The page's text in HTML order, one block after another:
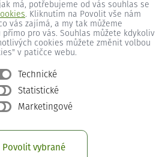
má, potřebujeme od vás souhlas se
. Kliknutím na Povolit vše nám
vás zajímá, a my tak můžeme
pro vás. Souhlas můžete kdykoliv
cookies můžete změnit volbou
v patičce webu.
Technické
Statistické
Marketingové
Povolit vybrané